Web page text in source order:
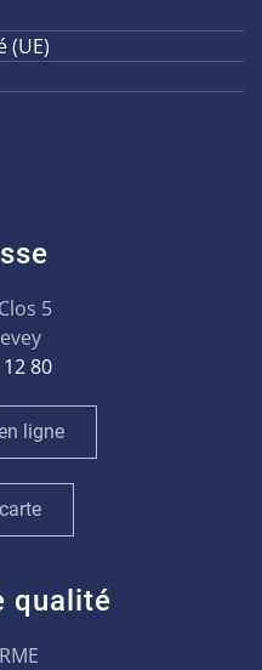
(UE)
5
80
ligne
qualité